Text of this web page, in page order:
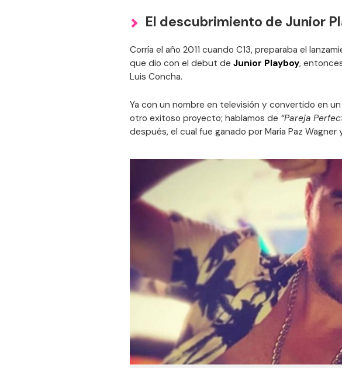
El descubrimiento de Junior
Corría el año 2011 cuando C13, preparaba el
que dio con el debut de Junior Playboy,
Luis Concha.
Ya con un nombre en televisión y convertido en
otro exitoso proyecto; hablamos de “Pareja
después, el cual fue ganado por María Paz Wagner